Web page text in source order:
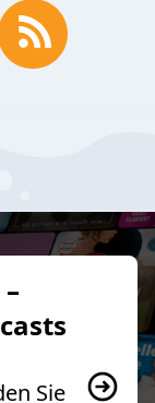
Sie